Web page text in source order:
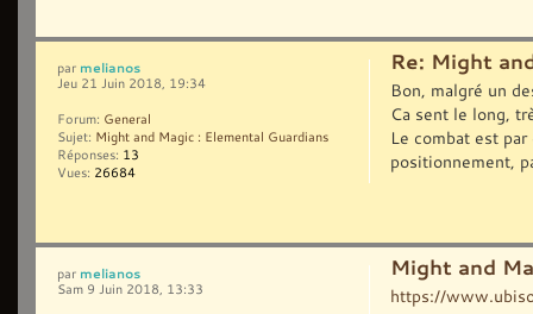
Re: Might
Bon, malgré un
Ca sent le long,
Le combat est
positionnement,
par melianos
Jeu 21 Juin 2018, 19:34
Forum: General
Sujet: Might and Magic : Elemental Guardians
Réponses: 13
Vues: 26684
Might and
https://
par melianos
Sam 9 Juin 2018, 13:33